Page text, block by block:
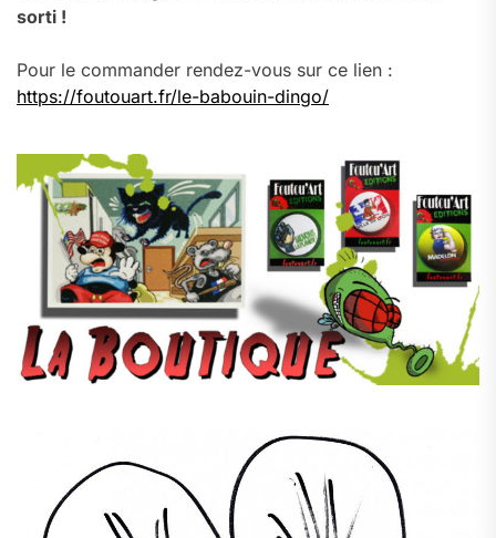
sorti !
Pour le commander rendez-vous sur ce lien :
https://foutouart.fr/le-babouin-dingo/